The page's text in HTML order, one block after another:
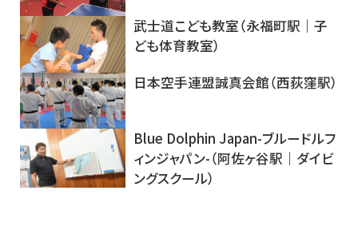
武士道こども教室（永福町駅｜子
ども体育教室）
日本空手連盟誠真会館（西荻窪駅）
Blue Dolphin Japan-ブルードルフ
ィンジャパン-（阿佐ヶ谷駅｜ダイビ
ングスクール）